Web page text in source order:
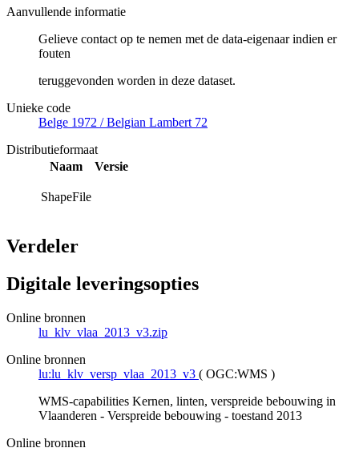
Aanvullende informatie
Gelieve contact op te nemen met de data-eigenaar indien er
fouten
teruggevonden worden in deze dataset.
Unieke code
Belge 1972 / Belgian Lambert 72
Distributieformaat
Naam
Versie
ShapeFile
Verdeler
Digitale leveringsopties
Online bronnen
lu_klv_vlaa_2013_v3.zip
Online bronnen
lu:lu_klv_versp_vlaa_2013_v3 ( OGC:WMS )
WMS-capabilities Kernen, linten, verspreide bebouwing in
Vlaanderen - Verspreide bebouwing - toestand 2013
Online bronnen